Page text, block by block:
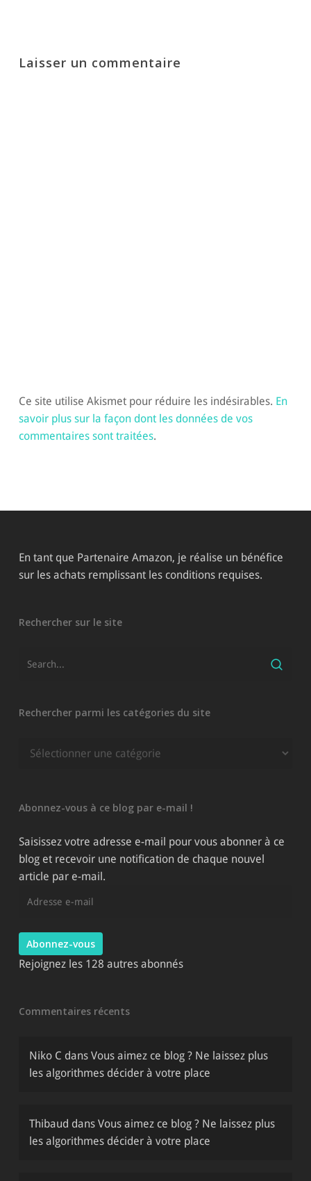
Laisser un commentaire
Ce site utilise Akismet pour réduire les indésirables. En
savoir plus sur la façon dont les données de vos
commentaires sont traitées.
En tant que Partenaire Amazon, je réalise un bénéfice
sur les achats remplissant les conditions requises.
Rechercher sur le site
Rechercher parmi les catégories du site
Rechercher
du
Abonnez-vous à ce blog par e-mail !
Saisissez votre adresse e-mail pour vous abonner à ce
blog et recevoir une notification de chaque nouvel
article par e-mail.
Abonnez-vous
Rejoignez les 128 autres abonnés
Commentaires récents
Niko C dans Vous aimez ce blog ? Ne laissez plus
les algorithmes décider à votre place
Thibaud dans Vous aimez ce blog ? Ne laissez plus
les algorithmes décider à votre place